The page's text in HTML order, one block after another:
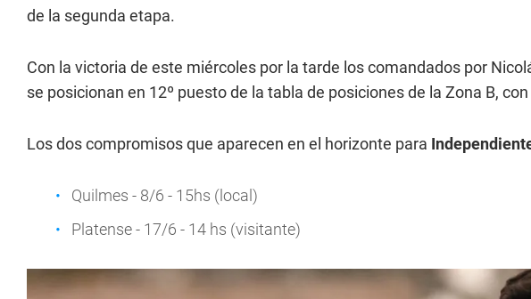
de la segunda etapa.
Con la victoria de este miércoles por la tarde los comandados por
se posicionan en 12º puesto de la tabla de posiciones de la Zona B,
Los dos compromisos que aparecen en el horizonte para
Quilmes - 8/6 - 15hs (local)
Platense - 17/6 - 14 hs (visitante)